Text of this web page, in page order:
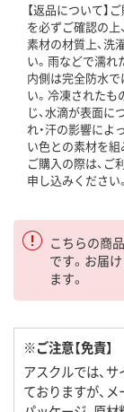
【返品について】
を必ずご確認の上
素材の材質上、洗
い。雨などで濡れ
内側は完全防水
い。冷凍されたも
じ、水滴が表面に
れ・汗の影響によ
い色との素材を組
ご購入の際は、ご
申し込みください。
こちらの商
です。お届
ます。
※ご注意【免責】
アスクルでは、
ておりますが、メ